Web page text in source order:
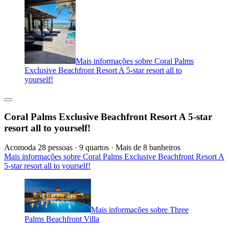
Mais informações sobre Coral Palms
Exclusive Beachfront Resort A 5-star resort all to
yourself!
Coral Palms Exclusive Beachfront Resort A 5-star
resort all to yourself!
Acomoda 28 pessoas · 9 quartos · Mais de 8 banheiros
Mais informações sobre Coral Palms Exclusive Beachfront Resort A
5-star resort all to yourself!
Mais informações sobre Three
Palms Beachfront Villa